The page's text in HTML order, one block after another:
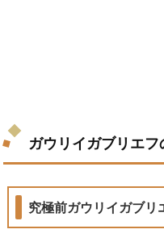
ガウリイガブリエ
究極前ガウリイガブリ